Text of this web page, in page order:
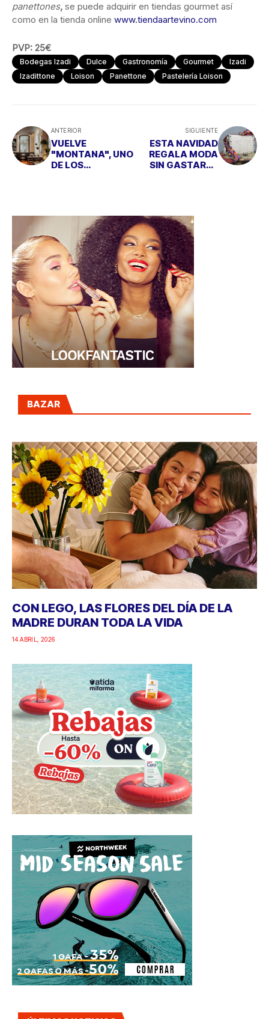
panettones, se puede adquirir en tiendas gourmet así
como en la tienda online www.tiendaartevino.com
PVP: 25€
Bodegas Izadi Dulce Gastronomía Gourmet
Izadi
Izadittone
Loison Panettone Pastelería Loison
ANTERIOR
VUELVE
"MONTANA", UNO
DE LOS
SIGUIENTE
ESTA NAVIDAD
REGALA MODA
SIN GASTARTE
BAZAR
CON LEGO, LAS FLORES DEL DÍA DE LA
MADRE DURAN TODA LA VIDA
14 ABRIL, 2026